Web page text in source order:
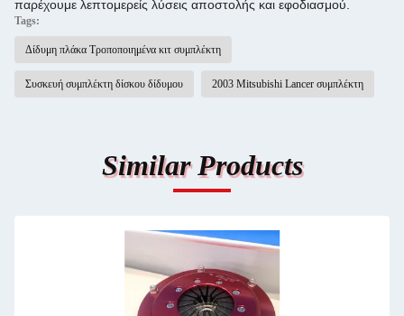
παρέχουμε λεπτομερείς λύσεις αποστολής και εφοδιασμού.
Tags:
Δίδυμη πλάκα Τροποποιημένα κιτ συμπλέκτη
Συσκευή συμπλέκτη δίσκου δίδυμου 2003 Mitsubishi Lancer συμπλέκτη
Similar Products